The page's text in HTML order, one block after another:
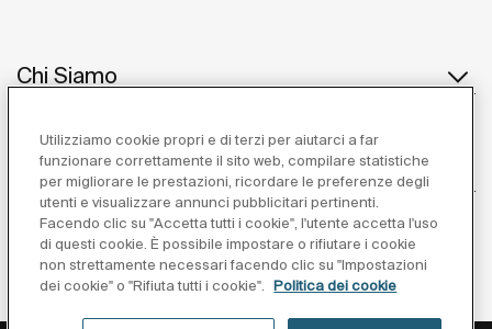
Chi Siamo
Ispirazione
Seguiteci
Utilizziamo cookie propri e di terzi per aiutarci a far
funzionare correttamente il sito web, compilare statistiche
per migliorare le prestazioni, ricordare le preferenze degli
utenti e visualizzare annunci pubblicitari pertinenti.
Facendo clic su "Accetta tutti i cookie", l'utente accetta l'uso
di questi cookie. È possibile impostare o rifiutare i cookie
non strettamente necessari facendo clic su "Impostazioni
dei cookie" o "Rifiuta tutti i cookie".
Politica dei cookie